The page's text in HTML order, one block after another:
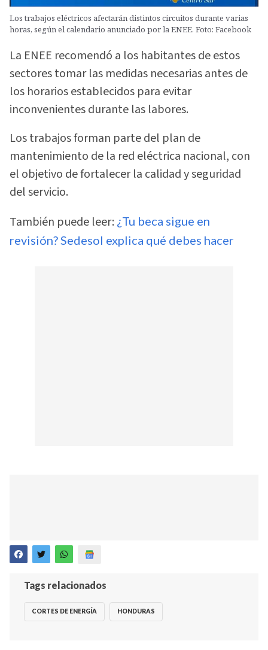
Los trabajos eléctricos afectarán distintos circuitos durante varias
horas, según el calendario anunciado por la ENEE. Foto: Facebook
La ENEE recomendó a los habitantes de estos
sectores tomar las medidas necesarias antes de
los horarios establecidos para evitar
inconvenientes durante las labores.
Los trabajos forman parte del plan de
mantenimiento de la red eléctrica nacional, con
el objetivo de fortalecer la calidad y seguridad
del servicio.
También puede leer: ¿Tu beca sigue en
revisión? Sedesol explica qué debes hacer
Tags relacionados
CORTES DE ENERGÍA HONDURAS